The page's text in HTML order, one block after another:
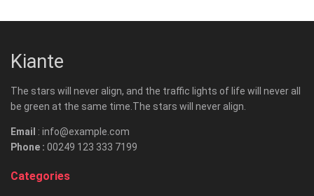
Kiante
The stars will never align, and the traffic lights of life will never all
be green at the same time.The stars will never align.
Email : info@example.com
Phone : 00249 123 333 7199
Categories